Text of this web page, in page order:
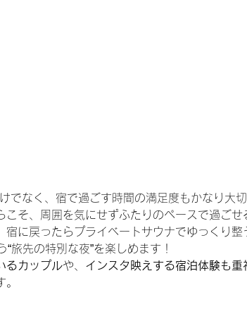
でなく、宿で過ごす時間の満足度もかなり大
そ、周囲を気にせずふたりのペースで過ごせ
に戻ったらプライベートサウナでゆっくり整
旅先の特別な夜”を楽しめます！
るカップルや、 インスタ映えする宿泊体験も重